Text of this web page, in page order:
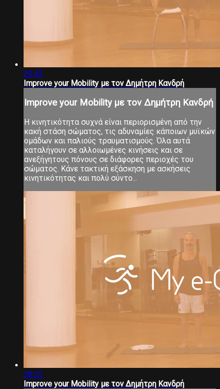
29:43
Improve your Mobility με τον Δημήτρη Κανδρή
Improve your Mobility με τον Δημήτρη Κανδρή
Η κινητικότητα συχνά είναι περιορισμένη από την
κακή στάση σώματος, τις αδυναμίες κάποιων μυϊκών
ομάδων και παλιούς τραυματισμούς. Όλα αυτά
καταλήγουν σε αλλοιωμένες κινήσεις και σε
ανεξήγητους πόνους σε διάφορες περιοχές του
σώματος. Κάνε τακτική εξάσκηση με ασκήσεις
κινητικότητας και πολύ σύντο...
28:25
Improve your Mobility με τον Δημήτρη Κανδρή